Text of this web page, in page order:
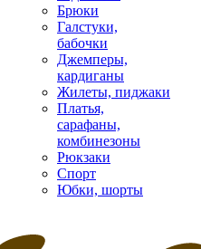
Брюки
Галстуки,
бабочки
Джемперы,
кардиганы
Жилеты, пиджаки
Платья,
сарафаны,
комбинезоны
Рюкзаки
Спорт
Юбки, шорты